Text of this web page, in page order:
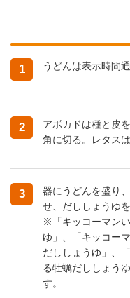
1 うどんは表示時間
2
アボカドは種と皮
角に切る。レタス
3
器にうどんを盛り
せ、だししょうゆ
※「キッコーマン
ゆ」、「キッコー
だししょうゆ」、
る牡蠣だししょう
す。